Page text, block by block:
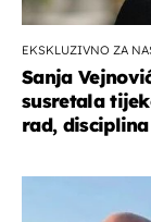
EKSKLUZIVNO ZA
Sanja
susretala
rad,